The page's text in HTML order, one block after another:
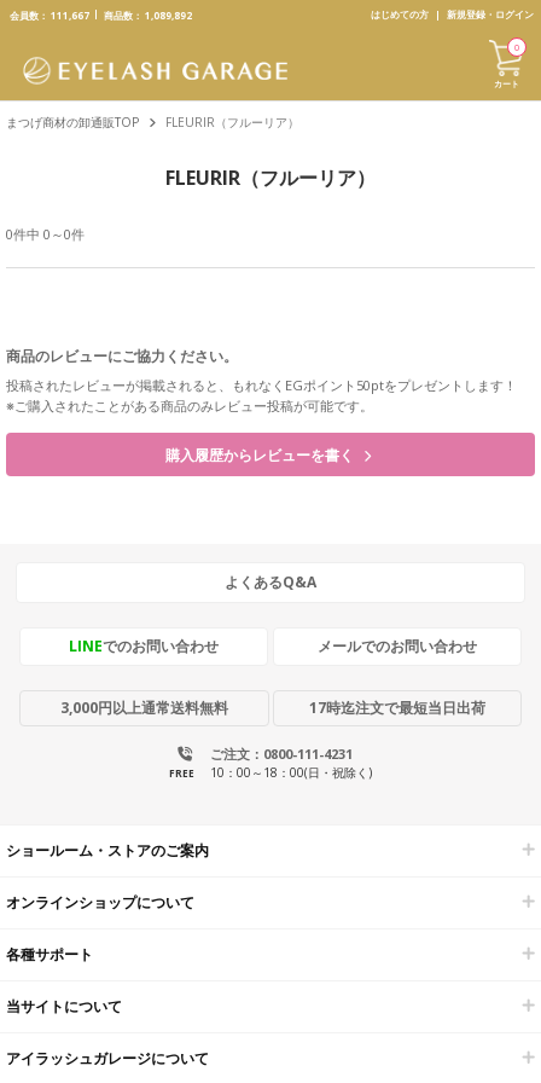
text.skipToContent
text.skipToNavigation
会員数： 111,667 商品数： 1,089,892 はじめての方 新規登録・ログイン
カート
0
まつげ商材の卸通販TOP FLEURIR（フルーリア）
FLEURIR（フルーリア）
0件中 0～0件
商品のレビューにご協力ください。
投稿されたレビューが掲載されると、もれなくEGポイント50ptをプレゼントします！
※ご購入されたことがある商品のみレビュー投稿が可能です。
購入履歴からレビューを書く
よくあるQ&A
LINEでのお問い合わせ メールでのお問い合わせ
3,000円以上通常送料無料 17時迄注文で最短当日出荷
ご注文：0800-111-4231
FREE 10：00～18：00(日・祝除く)
ショールーム・ストアのご案内
オンラインショップについて
各種サポート
当サイトについて
アイラッシュガレージについて